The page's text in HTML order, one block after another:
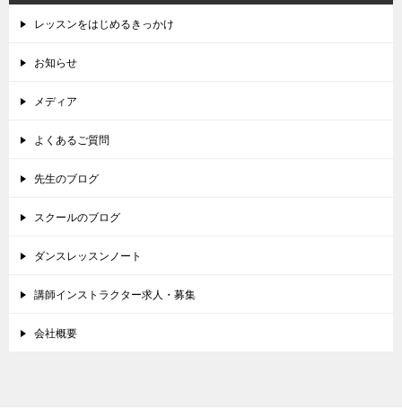
レッスンをはじめるきっかけ
お知らせ
メディア
よくあるご質問
先生のブログ
スクールのブログ
ダンスレッスンノート
講師インストラクター求人・募集
会社概要